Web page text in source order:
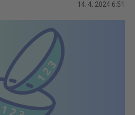
14. 4. 2024 6:51